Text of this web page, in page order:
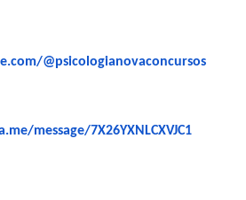
@psicologianovaconcursos
message/7X26YXNLCXVJC1